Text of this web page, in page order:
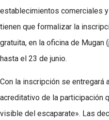
establecimientos comerciales
tienen que formalizar la
gratuita, en la oficina de Mugan
hasta el 23 de junio.
Con la inscripción se entregará
acreditativo de la participación
visible del escaparate». Las